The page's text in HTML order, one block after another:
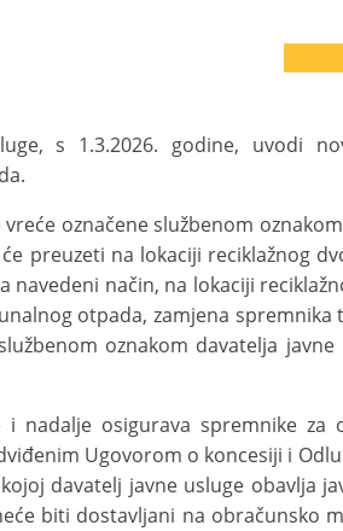
s 1.3.2026. godine, uvodi
označene službenom
preuzeti na lokaciji reciklažnog
navedeni način, na lokaciji
otpada, zamjena spremnika
oznakom davatelja
nadalje osigurava spremnike za
Ugovorom o koncesiji i
davatelj javne usluge obavlja
biti dostavljani na obračunsko